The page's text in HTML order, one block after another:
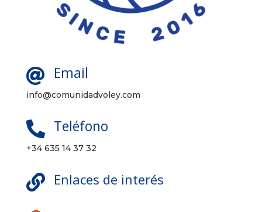
 Email
info@comunidadvoley.com
 Teléfono
+34 635 14 37 32
 Enlaces de interés